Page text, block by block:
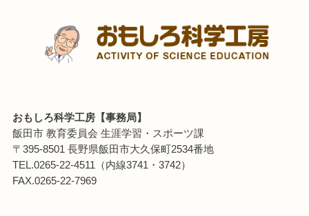
おもしろ科学工房【事務局】
飯田市 教育委員会 生涯学習・スポーツ課
〒395-8501 長野県飯田市大久保町2534番地
TEL.0265-22-4511（内線3741・3742）
FAX.0265-22-7969